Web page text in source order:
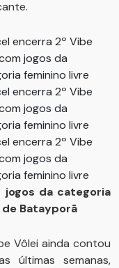
jogos da categoria
Batayporã
Vôlei ainda contou
últimas semanas,